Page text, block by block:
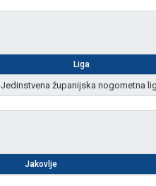
Liga
Jedinstvena županijska nogometna
Jakovlje